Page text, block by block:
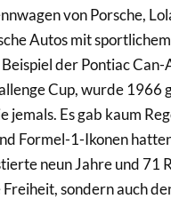
von Porsche,
Autos mit
der Pontiac Can-
Cup, wurde 1966
jemals. Es gab kaum
Formel-1-Ikonen
neun Jahre und 71
sondern auch